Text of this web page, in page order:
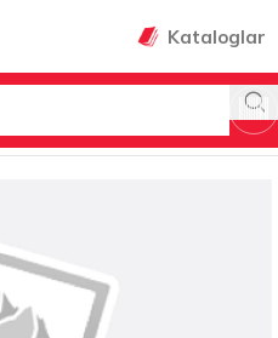
Kataloglar
MUHTELİF MUTFAK EŞYALARI